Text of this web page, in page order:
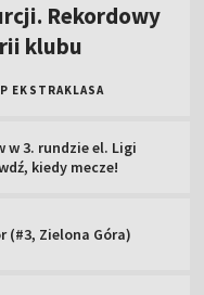
Rekordowy
klubu
EKSTRAKLASA
w 3. rundzie el. Ligi
kiedy mecze!
(#3, Zielona Góra)